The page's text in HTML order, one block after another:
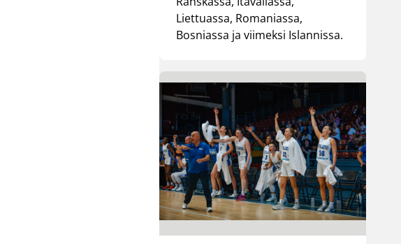
Liettuassa, Romaniassa,
Bosniassa ja viimeksi Islannissa.